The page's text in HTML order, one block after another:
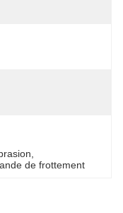
de frottement